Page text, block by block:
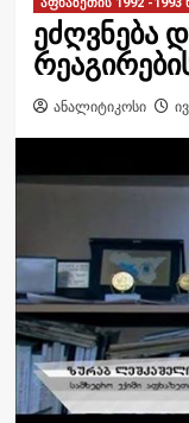
ეძღვნება
ანალიტიკოსი